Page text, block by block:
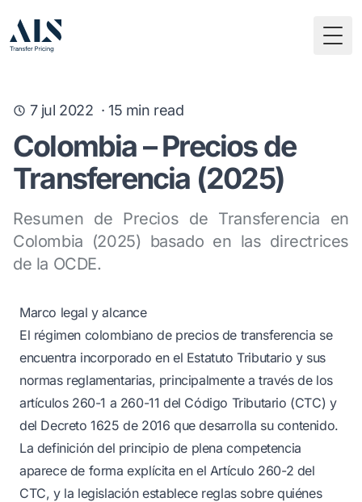
7 jul 2022 ·15 min read
Colombia – Precios de
Transferencia (2025)
Resumen de Precios de Transferencia en
Colombia (2025) basado en las directrices
de la OCDE.
Marco legal y alcance
El régimen colombiano de precios de transferencia se
encuentra incorporado en el Estatuto Tributario y sus
normas reglamentarias, principalmente a través de los
artículos 260-1 a 260-11 del Código Tributario (CTC) y
del Decreto 1625 de 2016 que desarrolla su contenido.
La definición del principio de plena competencia
aparece de forma explícita en el Artículo 260-2 del
CTC, y la legislación establece reglas sobre quiénes